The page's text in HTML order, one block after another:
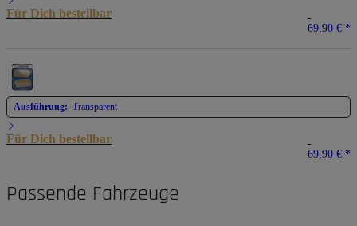
Für Dich bestellbar
69,90 € *
Ausführung: Transparent
Für Dich bestellbar
69,90 € *
Passende Fahrzeuge